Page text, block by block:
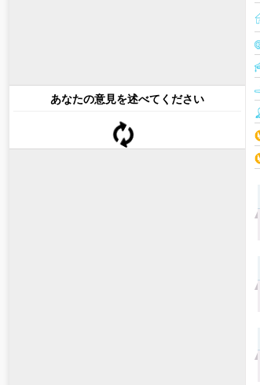
あなたの意見を述べてください